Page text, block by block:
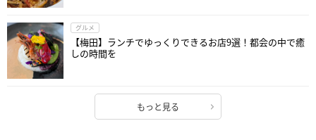
グルメ
【梅田】ランチでゆっくりできるお店9選！都会の中で癒
しの時間を
もっと見る